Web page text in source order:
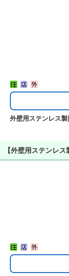
外壁用ステンレス
【外壁用ステンレ